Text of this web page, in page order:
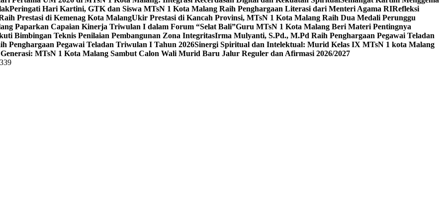
Peringati Hari Kartini, GTK dan Siswa MTsN 1 Kota Malang Raih Penghargaan Literasi dari Menteri Agama RIRefleksi
Prestasi di Kemenag Kota MalangUkir Prestasi di Kancah Provinsi, MTsN 1 Kota Malang Raih Dua Medali Perunggu
Paparkan Capaian Kinerja Triwulan I dalam Forum “Selat Bali”Guru MTsN 1 Kota Malang Beri Materi Pentingnya
Bimbingan Teknis Penilaian Pembangunan Zona IntegritasIrma Mulyanti, S.Pd., M.Pd Raih Penghargaan Pegawai Teladan
Penghargaan Pegawai Teladan Triwulan I Tahun 2026Sinergi Spiritual dan Intelektual: Murid Kelas IX MTsN 1 kota Malang
MTsN 1 Kota Malang Sambut Calon Wali Murid Baru Jalur Reguler dan Afirmasi 2026/2027